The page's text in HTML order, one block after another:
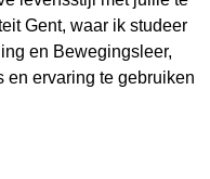
Gent, waar ik studeer
en Bewegingsleer,
en ervaring te gebruiken